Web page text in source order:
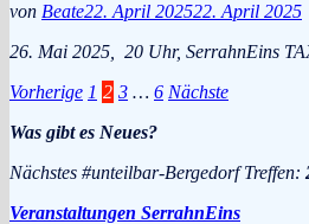
von Beate22. April 202522. April 2025
26. Mai 2025, 20 Uhr, SerrahnEins
Seitennummerierung
der
Beiträge
Vorherige 1 2 3 … 6 Nächste
Was gibt es Neues?
Nächstes #unteilbar-Bergedorf Treffen:
Veranstaltungen SerrahnEins